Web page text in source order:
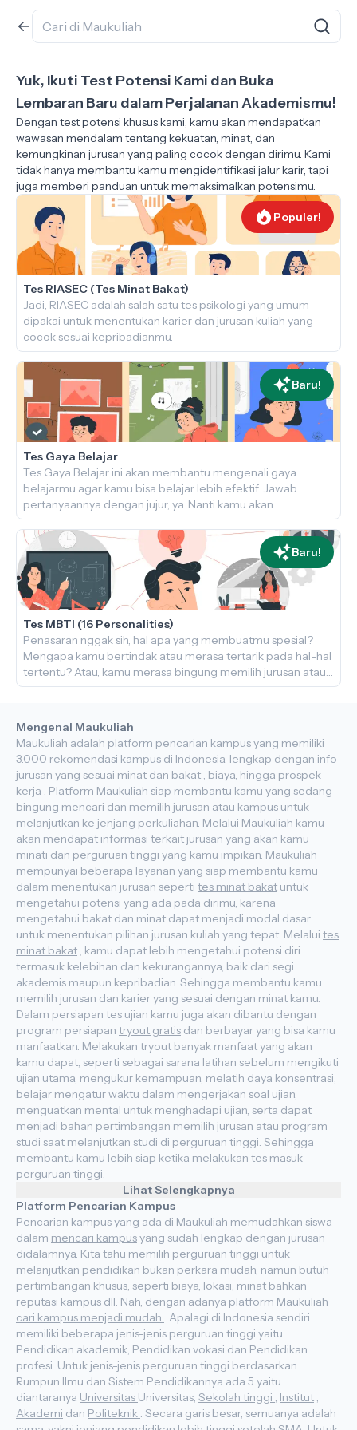
Yuk, Ikuti Test Potensi Kami dan Buka
Lembaran Baru dalam Perjalanan Akademismu!
Dengan test potensi khusus kami, kamu akan mendapatkan
wawasan mendalam tentang kekuatan, minat, dan
kemungkinan jurusan yang paling cocok dengan dirimu. Kami
tidak hanya membantu kamu mengidentifikasi jalur karir, tapi
juga memberi panduan untuk memaksimalkan potensimu.
Populer!
Tes RIASEC (Tes Minat Bakat)
Jadi, RIASEC adalah salah satu tes psikologi yang umum
dipakai untuk menentukan karier dan jurusan kuliah yang
cocok sesuai kepribadianmu.
Baru!
Tes Gaya Belajar
Tes Gaya Belajar ini akan membantu mengenali gaya
belajarmu agar kamu bisa belajar lebih efektif. Jawab
pertanyaannya dengan jujur, ya. Nanti kamu akan
mendapatkan rekomendasi cara belajar yang paling sesuai.
Ayo, cari tahu cara belajar terbaik untukmu!
Baru!
Tes MBTI (16 Personalities)
Penasaran nggak sih, hal apa yang membuatmu spesial?
Mengapa kamu bertindak atau merasa tertarik pada hal-hal
tertentu? Atau, kamu merasa bingung memilih jurusan atau
karier yang pas buatmu? Temukan jawabannya dengan Tes
Mengenal Maukuliah
Maukuliah adalah platform pencarian kampus yang memiliki
3.000 rekomendasi kampus di Indonesia, lengkap dengan info
jurusan yang sesuai minat dan bakat , biaya, hingga prospek
kerja . Platform Maukuliah siap membantu kamu yang sedang
bingung mencari dan memilih jurusan atau kampus untuk
melanjutkan ke jenjang perkuliahan. Melalui Maukuliah kamu
akan mendapat informasi terkait jurusan yang akan kamu
minati dan perguruan tinggi yang kamu impikan. Maukuliah
mempunyai beberapa layanan yang siap membantu kamu
dalam menentukan jurusan seperti tes minat bakat untuk
mengetahui potensi yang ada pada dirimu, karena
mengetahui bakat dan minat dapat menjadi modal dasar
untuk menentukan pilihan jurusan kuliah yang tepat. Melalui tes
minat bakat , kamu dapat lebih mengetahui potensi diri
termasuk kelebihan dan kekurangannya, baik dari segi
akademis maupun kepribadian. Sehingga membantu kamu
memilih jurusan dan karier yang sesuai dengan minat kamu.
Dalam persiapan tes ujian kamu juga akan dibantu dengan
program persiapan tryout gratis dan berbayar yang bisa kamu
manfaatkan. Melakukan tryout banyak manfaat yang akan
kamu dapat, seperti sebagai sarana latihan sebelum mengikuti
ujian utama, mengukur kemampuan, melatih daya konsentrasi,
belajar mengatur waktu dalam mengerjakan soal ujian,
menguatkan mental untuk menghadapi ujian, serta dapat
menjadi bahan pertimbangan memilih jurusan atau program
studi saat melanjutkan studi di perguruan tinggi. Sehingga
membantu kamu lebih siap ketika melakukan tes masuk
perguruan tinggi.
Lihat Selengkapnya
Platform Pencarian Kampus
Pencarian kampusyang ada di Maukuliah memudahkan siswa
dalam mencari kampusyang sudah lengkap dengan jurusan
didalamnya. Kita tahu memilih perguruan tinggi untuk
melanjutkan pendidikan bukan perkara mudah, namun butuh
pertimbangan khusus, seperti biaya, lokasi, minat bahkan
reputasi kampus dll. Nah, dengan adanya platform Maukuliah
cari kampus menjadi mudah . Apalagi di Indonesia sendiri
memiliki beberapa jenis-jenis perguruan tinggi yaitu
Pendidikan akademik, Pendidikan vokasi dan Pendidikan
profesi. Untuk jenis-jenis perguruan tinggi berdasarkan
Rumpun Ilmu dan Sistem Pendidikannya ada 5 yaitu
diantaranya Universitas Universitas, Sekolah tinggi , Institut ,
Akademi dan Politeknik . Secara garis besar, semuanya adalah